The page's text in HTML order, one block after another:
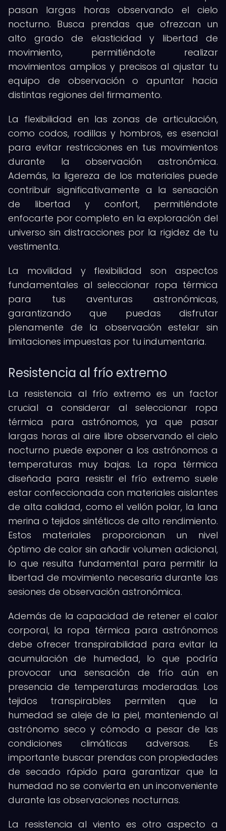
pasan largas horas observando el cielo
nocturno. Busca prendas que ofrezcan un
alto grado de elasticidad y libertad de
movimiento, permitiéndote realizar
movimientos amplios y precisos al ajustar tu
equipo de observación o apuntar hacia
distintas regiones del firmamento.
La flexibilidad en las zonas de articulación,
como codos, rodillas y hombros, es esencial
para evitar restricciones en tus movimientos
durante la observación astronómica.
Además, la ligereza de los materiales puede
contribuir significativamente a la sensación
de libertad y confort, permitiéndote
enfocarte por completo en la exploración del
universo sin distracciones por la rigidez de tu
vestimenta.
La movilidad y flexibilidad son aspectos
fundamentales al seleccionar ropa térmica
para tus aventuras astronómicas,
garantizando que puedas disfrutar
plenamente de la observación estelar sin
limitaciones impuestas por tu indumentaria.
Resistencia al frío extremo
La resistencia al frío extremo es un factor
crucial a considerar al seleccionar ropa
térmica para astrónomos, ya que pasar
largas horas al aire libre observando el cielo
nocturno puede exponer a los astrónomos a
temperaturas muy bajas. La ropa térmica
diseñada para resistir el frío extremo suele
estar confeccionada con materiales aislantes
de alta calidad, como el vellón polar, la lana
merina o tejidos sintéticos de alto rendimiento.
Estos materiales proporcionan un nivel
óptimo de calor sin añadir volumen adicional,
lo que resulta fundamental para permitir la
libertad de movimiento necesaria durante las
sesiones de observación astronómica.
Además de la capacidad de retener el calor
corporal, la ropa térmica para astrónomos
debe ofrecer transpirabilidad para evitar la
acumulación de humedad, lo que podría
provocar una sensación de frío aún en
presencia de temperaturas moderadas. Los
tejidos transpirables permiten que la
humedad se aleje de la piel, manteniendo al
astrónomo seco y cómodo a pesar de las
condiciones climáticas adversas. Es
importante buscar prendas con propiedades
de secado rápido para garantizar que la
humedad no se convierta en un inconveniente
durante las observaciones nocturnas.
La resistencia al viento es otro aspecto a